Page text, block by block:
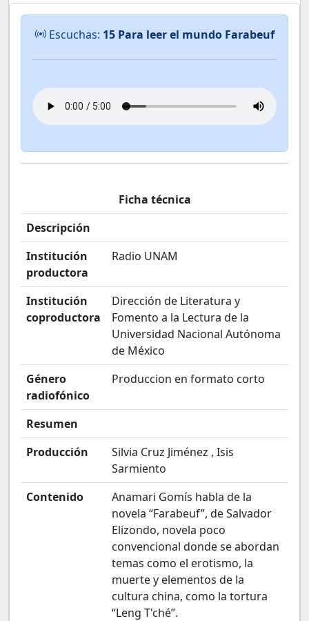
Escuchas: 15 Para leer el mundo Farabeuf
Ficha técnica
Descripción
Institución
productora
Radio UNAM
Institución
coproductora
Dirección de Literatura y
Fomento a la Lectura de la
Universidad Nacional Autónoma
de México
Género
radiofónico
Produccion en formato corto
Resumen
Producción
Silvia Cruz Jiménez , Isis
Sarmiento
Contenido
Anamari Gomís habla de la
novela “Farabeuf”, de Salvador
Elizondo, novela poco
convencional donde se abordan
temas como el erotismo, la
muerte y elementos de la
cultura china, como la tortura
“Leng T'ché”.